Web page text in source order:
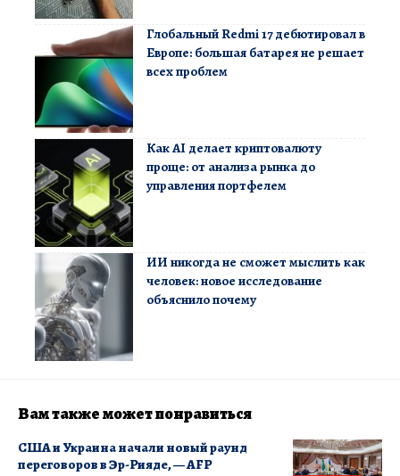
Глобальный Redmi 17 дебютировал в
Европе: большая батарея не решает
всех проблем
Как AI делает криптовалюту
проще: от анализа рынка до
управления портфелем
ИИ никогда не сможет мыслить как
человек: новое исследование
объяснило почему
Вам также может понравиться
США и Украина начали новый раунд
переговоров в Эр-Рияде, — AFP